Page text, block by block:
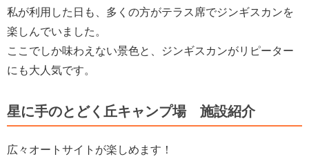
私が利用した日も、多くの方がテラス席でジンギスカンを
楽しんでいました。
ここでしか味わえない景色と、ジンギスカンがリピーター
にも大人気です。
星に手のとどく丘キャンプ場 施設紹介
広々オートサイトが楽しめます！